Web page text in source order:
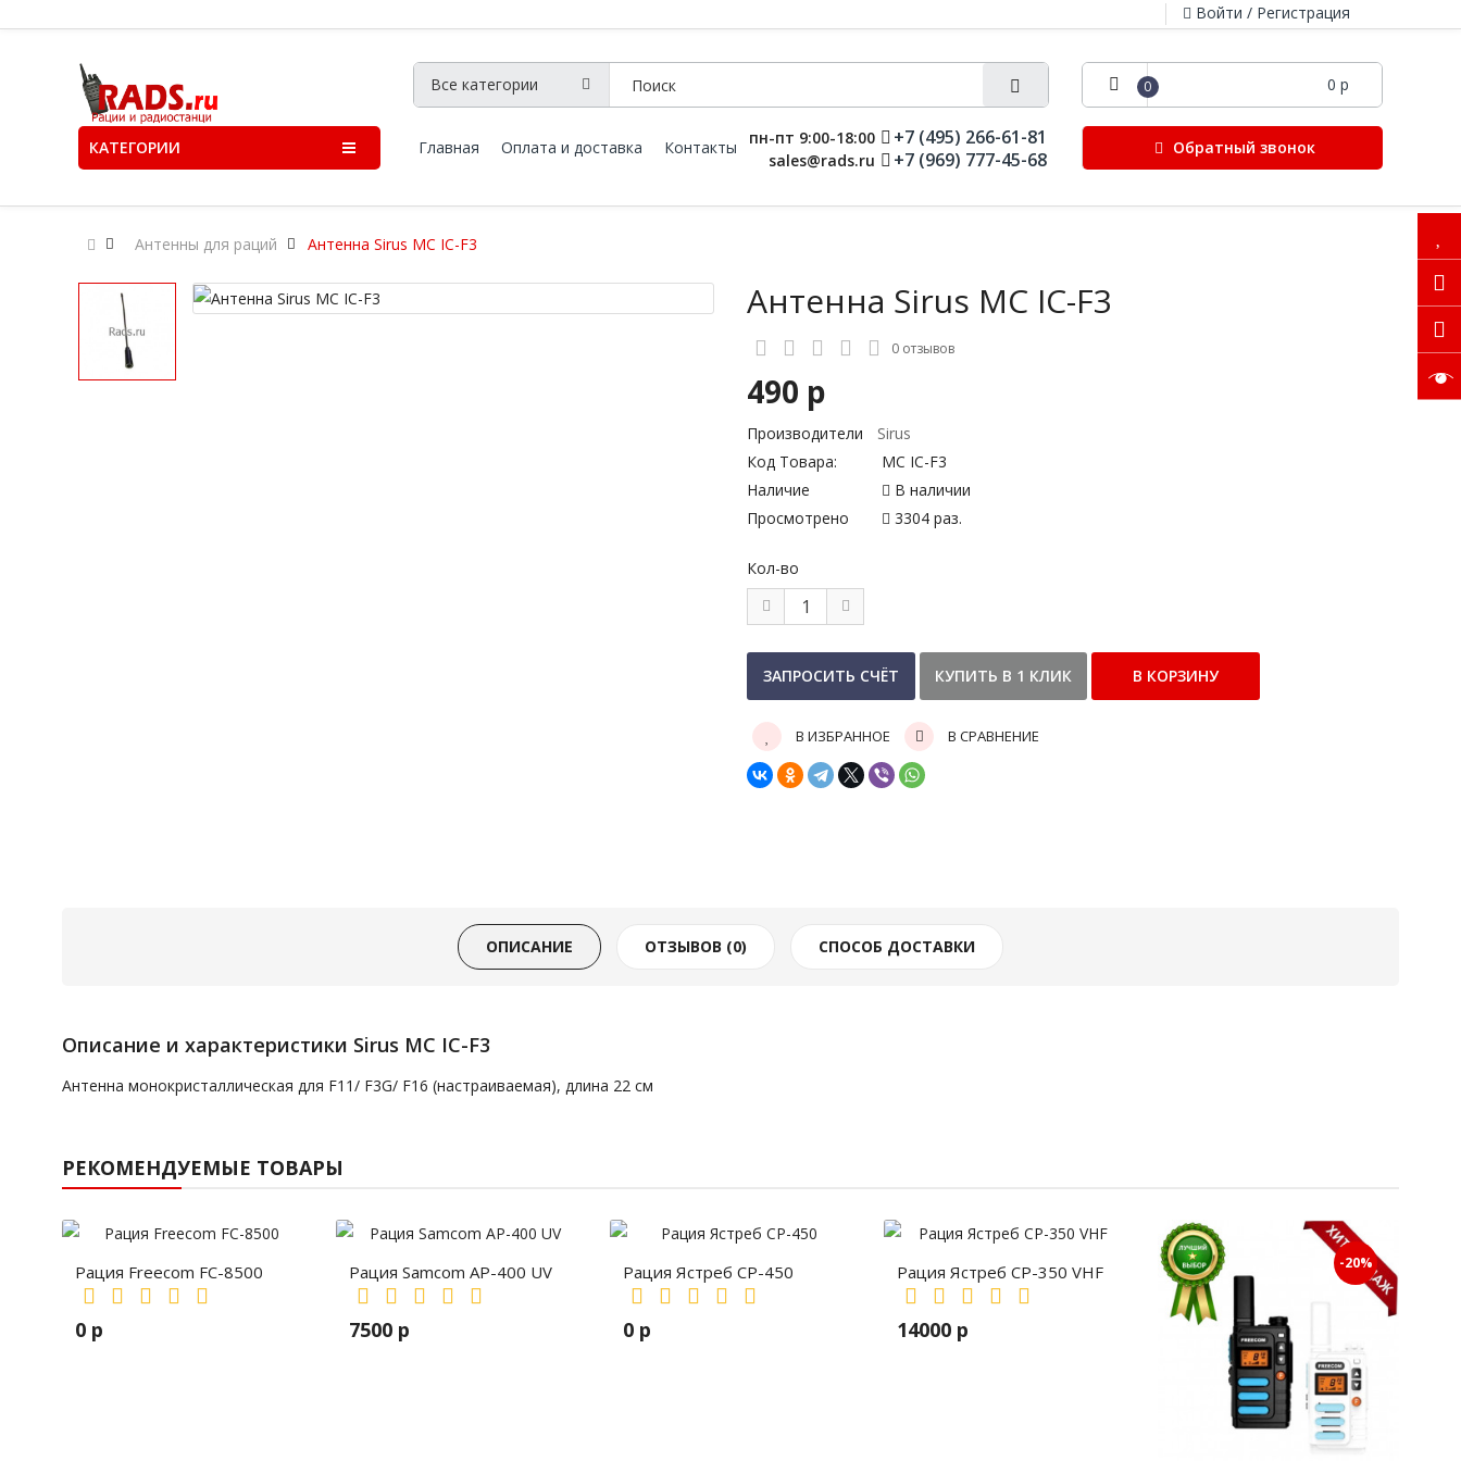
Войти / Регистрация
0 0 р
КАТЕГОРИИ Главная Оплата и доставка Контакты
пн-пт 9:00-18:00
sales@rads.ru
+7 (495) 266-61-81
+7 (969) 777-45-68
Обратный звонок
Антенны для раций Антенна Sirus MC IC-F3
Антенна Sirus MC IC-F3
0 отзывов
490 р
Производители
Sirus
Код Товара:
MC IC-F3
Наличие
В наличии
Просмотрено
3304 раз.
Кол-во
В ИЗБРАННОЕ В СРАВНЕНИЕ
ОПИСАНИЕ ОТЗЫВОВ (0) СПОСОБ ДОСТАВКИ
Описание и характеристики Sirus MC IC-F3
Антенна монокристаллическая для F11/ F3G/ F16 (настраиваемая), длина 22 см
РЕКОМЕНДУЕМЫЕ ТОВАРЫ
Рация Freecom FC-8500
0 р
Рация Samcom AP-400 UV
7500 р
Рация Ястреб СР-450
0 р
Рация Ястреб СР-350 VHF
14000 р
-20%